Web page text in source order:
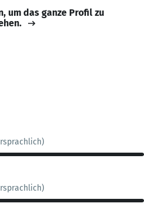
um das ganze Profil zu